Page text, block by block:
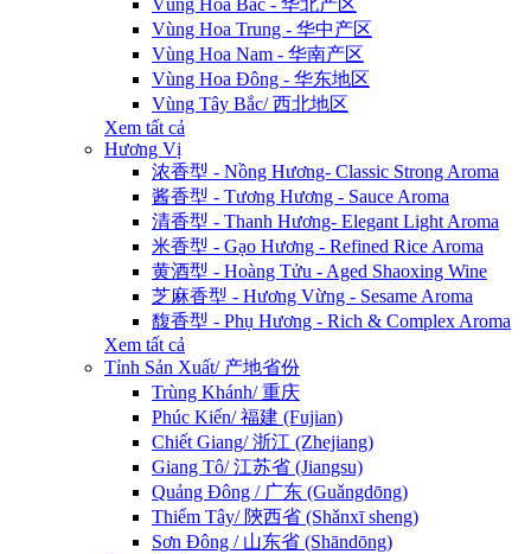
Vùng Hoa Bắc - 华北产区
Vùng Hoa Trung - 华中产区
Vùng Hoa Nam - 华南产区
Vùng Hoa Đông - 华东地区
Vùng Tây Bắc/ 西北地区
Xem tất cả
Hương Vị
浓香型 - Nồng Hương- Classic Strong Aroma
酱香型 - Tương Hương - Sauce Aroma
清香型 - Thanh Hương- Elegant Light Aroma
米香型 - Gạo Hương - Refined Rice Aroma
黄酒型 - Hoàng Tửu - Aged Shaoxing Wine
芝麻香型 - Hương Vừng - Sesame Aroma
馥香型 - Phụ Hương - Rich & Complex Aroma
Xem tất cả
Tỉnh Sản Xuất/ 产地省份
Trùng Khánh/ 重庆
Phúc Kiến/ 福建 (Fujian)
Chiết Giang/ 浙江 (Zhejiang)
Giang Tô/ 江苏省 (Jiangsu)
Quảng Đông / 广东 (Guǎngdōng)
Thiểm Tây/ 陝西省 (Shǎnxī sheng)
Sơn Đông / 山东省 (Shāndōng)